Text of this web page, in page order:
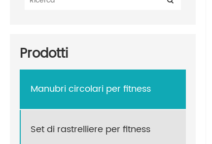
Prodotti
Manubri circolari per fitness
Set di rastrelliere per fitness